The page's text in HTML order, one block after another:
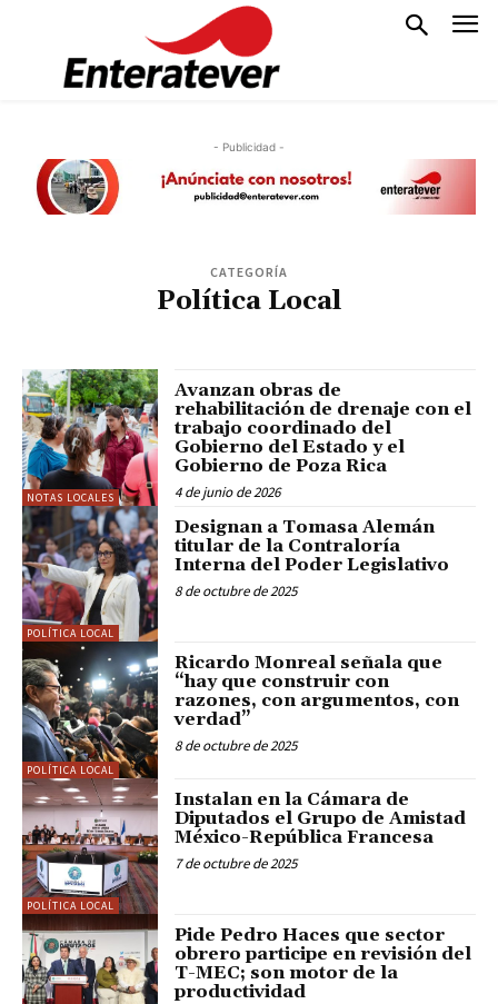
- Publicidad -
CATEGORÍA
Política Local
NOTAS LOCALES
Avanzan obras de
rehabilitación de drenaje con el
trabajo coordinado del
Gobierno del Estado y el
Gobierno de Poza Rica
4 de junio de 2026
POLÍTICA LOCAL
Designan a Tomasa Alemán
titular de la Contraloría
Interna del Poder Legislativo
8 de octubre de 2025
POLÍTICA LOCAL
Ricardo Monreal señala que
“hay que construir con
razones, con argumentos, con
verdad”
8 de octubre de 2025
POLÍTICA LOCAL
Instalan en la Cámara de
Diputados el Grupo de Amistad
México-República Francesa
7 de octubre de 2025
Pide Pedro Haces que sector
obrero participe en revisión del
T-MEC; son motor de la
productividad